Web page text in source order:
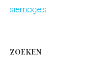
ZOEKEN